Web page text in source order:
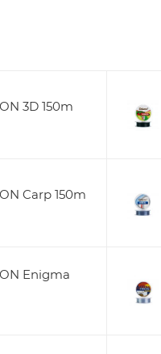
3D 150m
Carp 150m
Enigma